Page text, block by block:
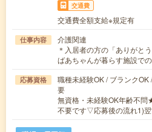
交通費
交通費全額支給※規定有
仕事内容
介護関連
＊入居者の方の「ありがと
ばあちゃんが暮らす施設で
応募資格
職種未経験OK / ブランク
要
無資格・未経験OK年齢不
不要です▽応募後の流れ1)